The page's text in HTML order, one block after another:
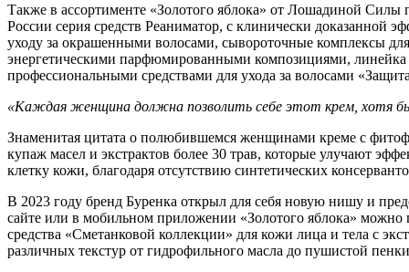
Также в ассортименте «Золотого яблока» от Лошадиной Силы
России серия средств Реаниматор, с клинически
уходу за окрашенными волосами, сывороточные комплексы
энергетическими парфюмированными композициями,
профессиональными средствами для ухода за волосами
«Каждая женщина должна позволить себе этот крем, хотя
Знаменитая цитата о полюбившемся женщинами креме с
купаж масел и экстрактов более 30 трав, которые улучают
клетку кожи, благодаря отсутствию синтетических
В 2023 году бренд Буренка открыл для себя новую нишу и
сайте или в мобильном приложении «Золотого яблока» можно
средства «Сметанковой коллекции» для кожи лица и тела с
различных текстур от гидрофильного масла до пушистой